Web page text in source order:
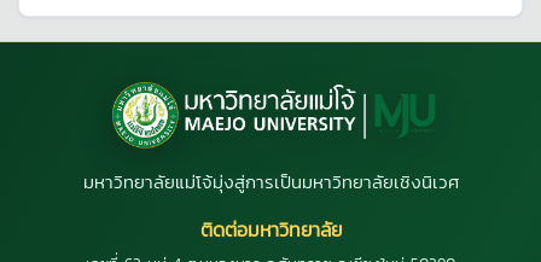
มหาวิทยาลัยแม่โจ้มุ่งสู่การเป็นมหาวิทยาลัยเชิงนิเวศ
ติดต่อมหาวิทยาลัย